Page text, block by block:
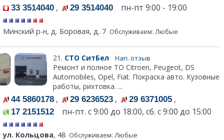
33 3514040 , 29 3514040 пн-пт 9:00 - 19:00
Минский р-н, д. Боровая, д. 7 Обслуживаем: Любые
21. СТО СитБел Нап. отзыв
Ремонт и полное ТО Citroen, Peugeot, DS
Automobiles, Opel, Fiat. Покраска авто. Кузовные
работы, рихтовка. ...
44 5860178 , 29 6236523 , 29 6371005 ,
17 2151512 пн-пт. с 9:00 до 18:00, сб. с 9:00 до 15:00
ул. Кольцова, 48 Обслуживаем: Любые